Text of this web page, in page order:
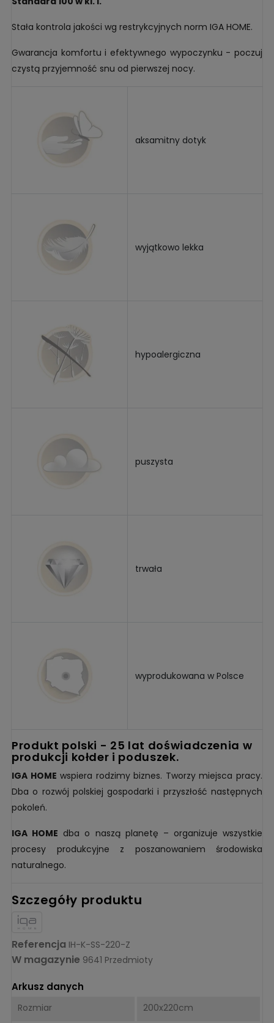
Stała kontrola jakości wg restrykcyjnych norm IGA HOME.
Gwarancja komfortu i efektywnego wypoczynku - poczuj
czystą przyjemność snu od pierwszej nocy.
aksamitny dotyk
wyjątkowo lekka
hypoalergiczna
puszysta
trwała
wyprodukowana w Polsce
produkt polski - 25 lat doświadczenia w
produkcji kołder i poduszek.
IGA HOME wspiera rodzimy biznes. Tworzy miejsca pracy.
Dba o rozwój polskiej gospodarki i przyszłość następnych
pokoleń.
IGA HOME dba o naszą planetę – organizuje wszystkie
procesy produkcyjne z poszanowaniem środowiska
naturalnego.
Szczegóły produktu
Referencja IH-K-SS-220-Z
W magazynie 9641 Przedmioty
Arkusz danych
Rozmiar 200x220cm